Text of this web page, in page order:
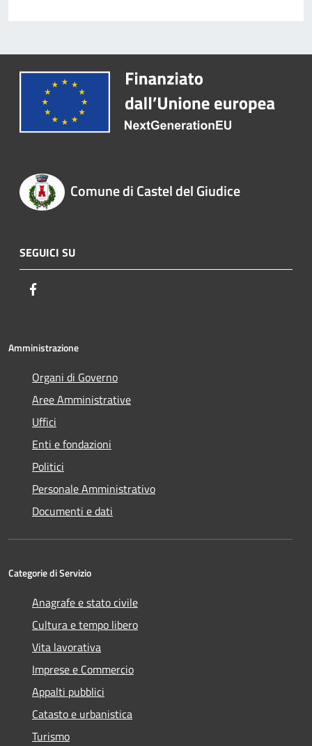
Comune di Castel del Giudice
SEGUICI SU
Amministrazione
Organi di Governo
Aree Amministrative
Uffici
Enti e fondazioni
Politici
Personale Amministrativo
Documenti e dati
Categorie di Servizio
Anagrafe e stato civile
Cultura e tempo libero
Vita lavorativa
Imprese e Commercio
Appalti pubblici
Catasto e urbanistica
Turismo